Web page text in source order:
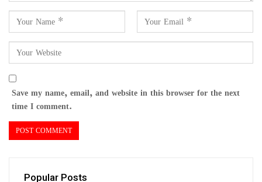
Save my name, email, and website in this browser for the next
time I comment.
Popular Posts